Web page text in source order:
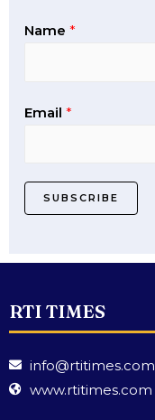
Name *
Email *
SUBSCRIBE
RTI TIMES
info@rtitimes.com
www.rtitimes.com